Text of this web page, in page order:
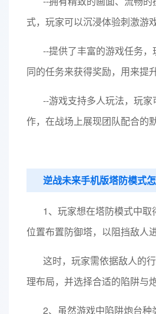
式，玩家可以沉浸体验刺激游戏
--提供了丰富的游戏任务
同的任务来获得奖励，用来提
--游戏支持多人玩法，玩
作，在战场上展现团队配合的默
逆战未来手机版塔防模式
1、玩家想在塔防模式中
位置布置防御塔，以阻挡敌人
这时，玩家需依据敌人的
理布局，并选择合适的陷阱与炮
2、虽然游戏中陷阱炮台种